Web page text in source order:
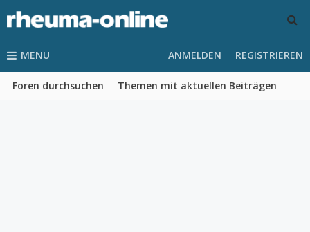
MENU
Foren durchsuchen Themen mit aktuellen Beiträgen
ANMELDEN REGISTRIEREN